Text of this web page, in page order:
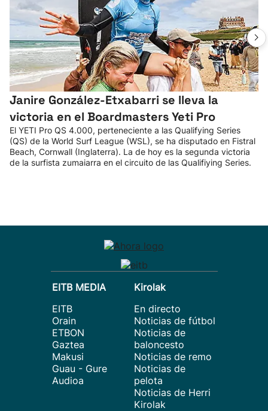
Janire González-Etxabarri se lleva la
victoria en el Boardmasters Yeti Pro
El YETI Pro QS 4.000, perteneciente a las Qualifying Series
(QS) de la World Surf League (WSL), se ha disputado en Fistral
Beach, Cornwall (Inglaterra). La de hoy es la segunda victoria
de la surfista zumaiarra en el circuito de las Qualifiying Series.
EITB MEDIA
EITB
Orain
ETBON
Gaztea
Makusi
Guau - Gure
Audioa
Kirolak
En directo
Noticias de fútbol
Noticias de
baloncesto
Noticias de remo
Noticias de
pelota
Noticias de Herri
Kirolak